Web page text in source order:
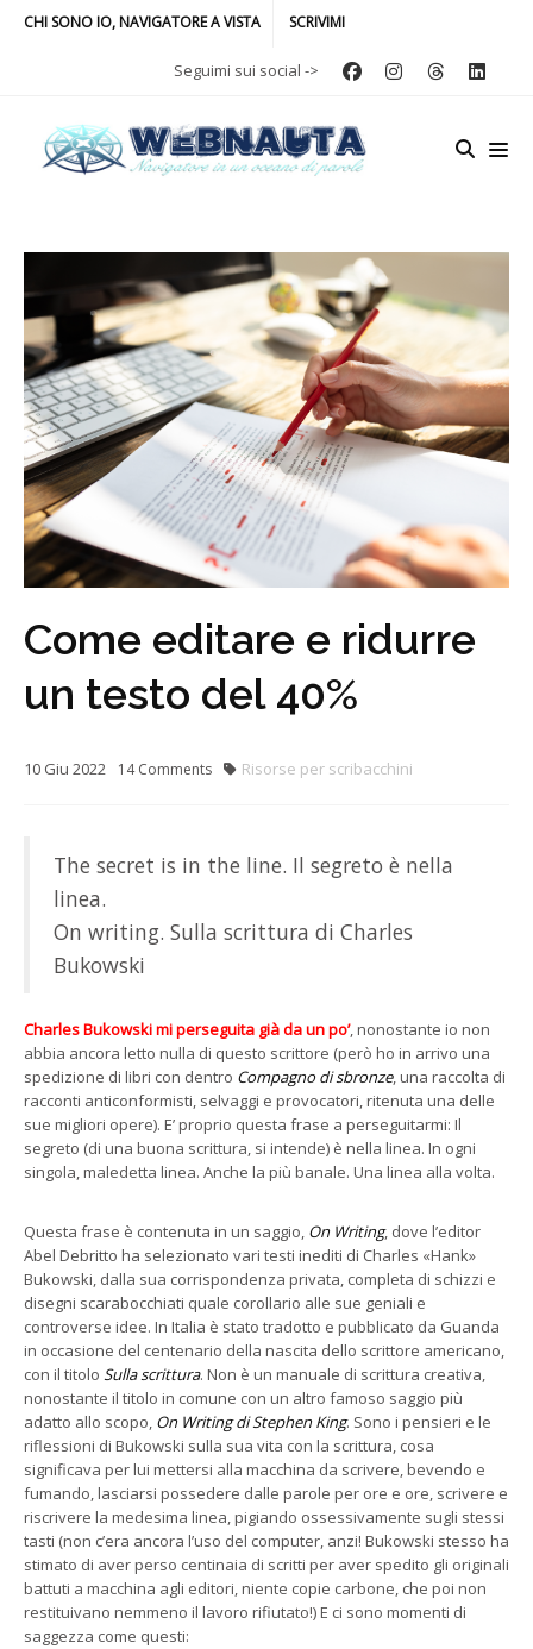
CHI SONO IO, NAVIGATORE A VISTA SCRIVIMI
Seguimi sui social ->
Come editare e ridurre
un testo del 40%
10 Giu 2022 14Comments Risorse per scribacchini
The secret is in the line. Il segreto è nella
linea.
On writing. Sulla scrittura di Charles
Bukowski
Charles Bukowski mi perseguita già da un po’, nonostante io non
abbia ancora letto nulla di questo scrittore (però ho in arrivo una
spedizione di libri con dentro Compagno di sbronze, una raccolta di
racconti anticonformisti, selvaggi e provocatori, ritenuta una delle
sue migliori opere). E’ proprio questa frase a perseguitarmi: Il
segreto (di una buona scrittura, si intende) è nella linea. In ogni
singola, maledetta linea. Anche la più banale. Una linea alla volta.
Questa frase è contenuta in un saggio, On Writing, dove l’editor
Abel Debritto ha selezionato vari testi inediti di Charles «Hank»
Bukowski, dalla sua corrispondenza privata, completa di schizzi e
disegni scarabocchiati quale corollario alle sue geniali e
controverse idee. In Italia è stato tradotto e pubblicato da Guanda
in occasione del centenario della nascita dello scrittore americano,
con il titolo Sulla scrittura. Non è un manuale di scrittura creativa,
nonostante il titolo in comune con un altro famoso saggio più
adatto allo scopo, On Writing di Stephen King. Sono i pensieri e le
riflessioni di Bukowski sulla sua vita con la scrittura, cosa
significava per lui mettersi alla macchina da scrivere, bevendo e
fumando, lasciarsi possedere dalle parole per ore e ore, scrivere e
riscrivere la medesima linea, pigiando ossessivamente sugli stessi
tasti (non c’era ancora l’uso del computer, anzi! Bukowski stesso ha
stimato di aver perso centinaia di scritti per aver spedito gli originali
battuti a macchina agli editori, niente copie carbone, che poi non
restituivano nemmeno il lavoro rifiutato!) E ci sono momenti di
saggezza come questi: